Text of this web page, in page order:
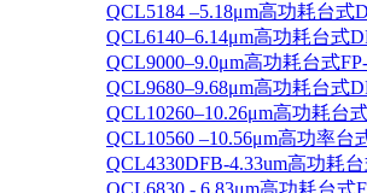
QCL5184 –5.18μm高功耗台
QCL6140–6.14μm高功耗台式
QCL9000–9.0μm高功耗台式
QCL9680–9.68μm高功耗台式
QCL10260–10.26μm高功耗台
QCL10560 –10.56μm高功率
QCL4330DFB-4.33um高功耗
QCL6830 - 6.83μm高功耗台